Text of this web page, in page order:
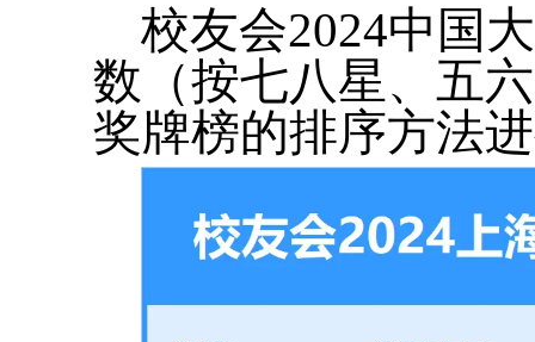
校友会2024中国
数（按七八星、五
奖牌榜的排序方法